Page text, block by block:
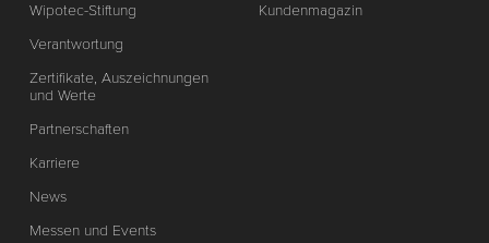
Wipotec-Stiftung
Verantwortung
Zertifikate, Auszeichnungen
und Werte
Partnerschaften
Karriere
News
Messen und Events
Kundenmagazin